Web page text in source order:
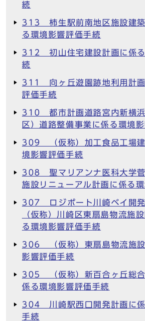
続
313 柿生駅前南地区施設建築
る環境影響評価手続
312 初山住宅建設計画に係る
続
311 向ヶ丘遊園跡地利用計画
評価手続
310 都市計画道路宮内新横浜
区）道路整備事業に係る環境
309 （仮称）加工食品工場建
境影響評価手続
308 聖マリアンナ医科大学菅
施設リニューアル計画に係る
307 ロジポート川崎ベイ開
（仮称）川崎区東扇島物流施
る環境影響評価手続
306 （仮称）東扇島物流施設
影響評価手続
305 （仮称）新百合ヶ丘総合
係る環境影響評価手続
304 川崎駅西口開発計画に係
手続